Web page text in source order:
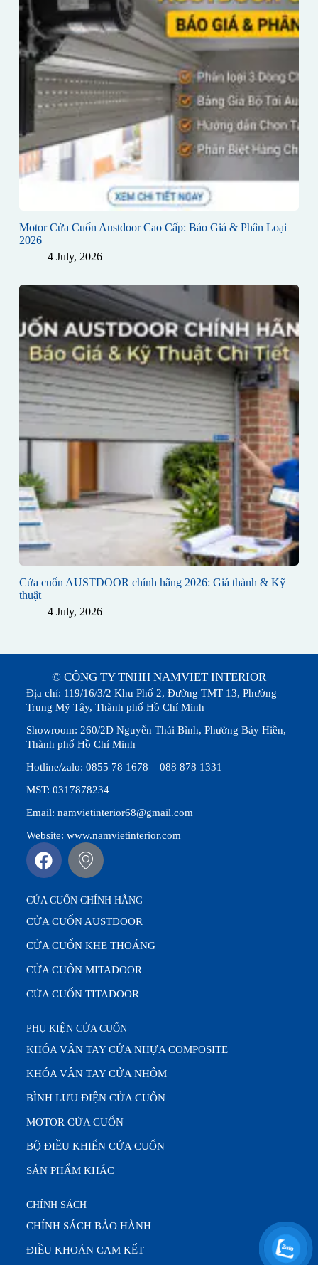
Motor Cửa Cuốn Austdoor Cao Cấp: Báo Giá & Phân Loại
2026
4 July, 2026
Cửa cuốn AUSTDOOR chính hãng 2026: Giá thành & Kỹ
thuật
4 July, 2026
© CÔNG TY TNHH NAMVIET INTERIOR
Địa chỉ: 119/16/3/2 Khu Phố 2, Đường TMT 13, Phường
Trung Mỹ Tây, Thành phố Hồ Chí Minh
Showroom: 260/2D Nguyễn Thái Bình, Phường Bảy Hiền,
Thành phố Hồ Chí Minh
Hotline/zalo: 0855 78 1678 – 088 878 1331
MST: 0317878234
Email: namvietinterior68@gmail.com
Website: www.namvietinterior.com
CỬA CUỐN CHÍNH HÃNG
CỬA CUỐN AUSTDOOR
CỬA CUỐN KHE THOÁNG
CỬA CUỐN MITADOOR
CỬA CUỐN TITADOOR
PHỤ KIỆN CỬA CUỐN
KHÓA VÂN TAY CỬA NHỰA COMPOSITE
KHÓA VÂN TAY CỬA NHÔM
BÌNH LƯU ĐIỆN CỬA CUỐN
MOTOR CỬA CUỐN
BỘ ĐIỀU KHIỂN CỬA CUỐN
SẢN PHẨM KHÁC
CHÍNH SÁCH
CHÍNH SÁCH BẢO HÀNH
ĐIỀU KHOẢN CAM KẾT